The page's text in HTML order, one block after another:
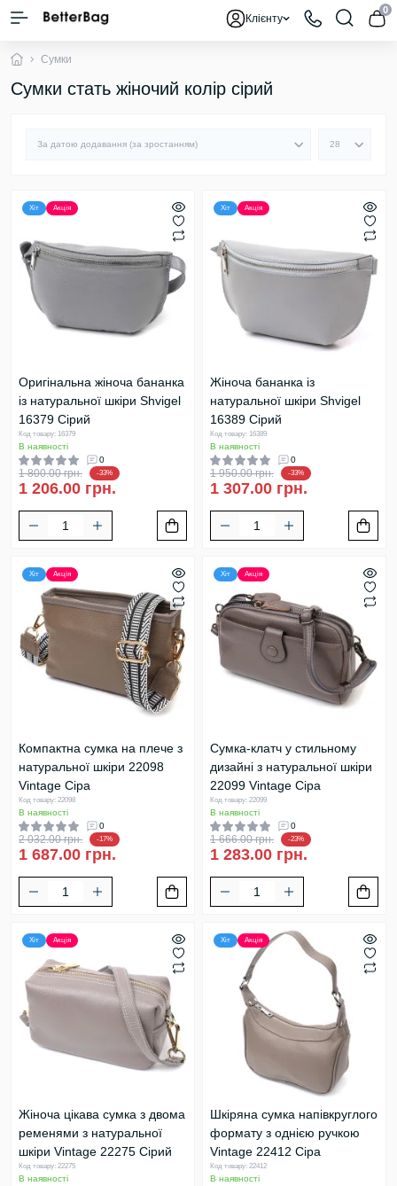
Клієнту
0
Сумки
Сумки стать жіночий колір сірий
Хіт Акція
Оригінальна жіноча бананка
із натуральної шкіри Shvigel
16379 Сірий
Код товару: 16379
В наявності
0
1 800.00 грн. -33%
1 206.00 грн.
Хіт Акція
Жіноча бананка із
натуральної шкіри Shvigel
16389 Сірий
Код товару: 16389
В наявності
0
1 950.00 грн. -33%
1 307.00 грн.
Хіт Акція
Компактна сумка на плече з
натуральної шкіри 22098
Vintage Сіра
Код товару: 22098
В наявності
0
2 032.00 грн. -17%
1 687.00 грн.
Хіт Акція
Сумка-клатч у стильному
дизайні з натуральної шкіри
22099 Vintage Сіра
Код товару: 22099
В наявності
0
1 666.00 грн. -23%
1 283.00 грн.
Хіт Акція
Жіноча цікава сумка з двома
ременями з натуральної
шкіри Vintage 22275 Сірий
Код товару: 22275
В наявності
Хіт Акція
Шкіряна сумка напівкруглого
формату з однією ручкою
Vintage 22412 Сіра
Код товару: 22412
В наявності